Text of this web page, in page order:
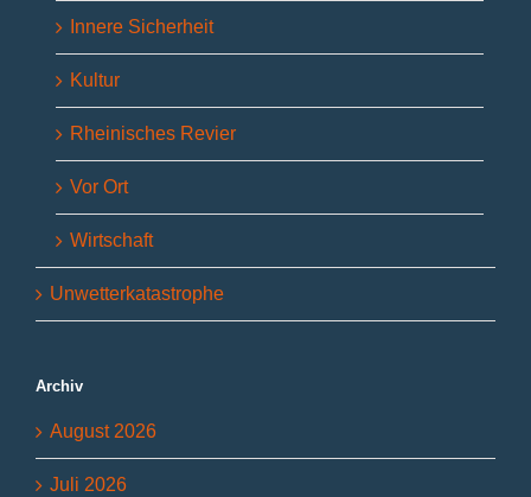
Innere Sicherheit
Kultur
Rheinisches Revier
Vor Ort
Wirtschaft
Unwetterkatastrophe
Archiv
August 2026
Juli 2026